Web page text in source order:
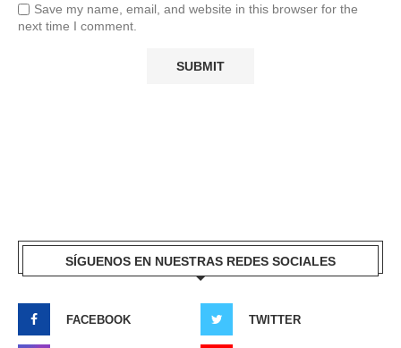
Save my name, email, and website in this browser for the
next time I comment.
SÍGUENOS EN NUESTRAS REDES SOCIALES
FACEBOOK TWITTER